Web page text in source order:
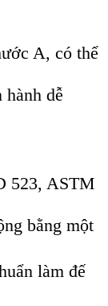
A, có thể
hành dễ
523, ASTM
bằng một
làm đế